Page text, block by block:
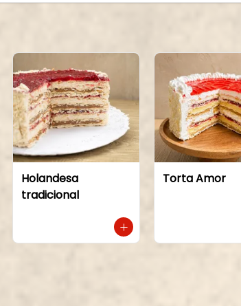
Holandesa
tradicional
Torta Amor